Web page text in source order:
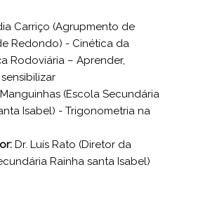
Carriço (Agrupmento de
Redondo) - Cinética da
Rodoviária – Aprender,
(Escola Secundária
Isabel) - Trigonometria na
Dr. Luís Rato (Diretor da
Rainha santa Isabel)